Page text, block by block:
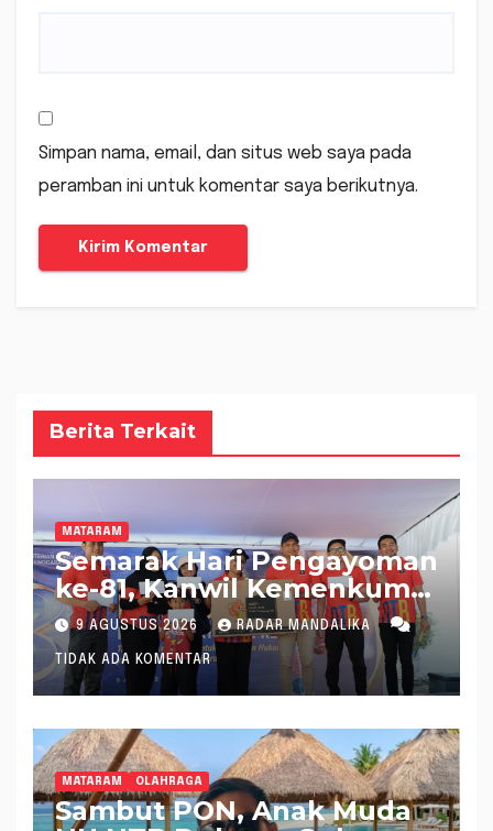
Simpan nama, email, dan situs web saya pada
peramban ini untuk komentar saya berikutnya.
Berita Terkait
MATARAM
Semarak Hari Pengayoman
ke-81, Kanwil Kemenkum
NTB Gelar Fun Walk
Bersama
9 AGUSTUS 2026 RADAR MANDALIKA
TIDAK ADA KOMENTAR
MATARAM OLAHRAGA
Sambut PON, Anak Muda